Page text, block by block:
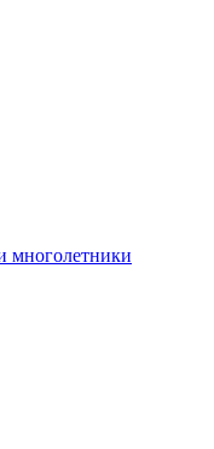
многолетники